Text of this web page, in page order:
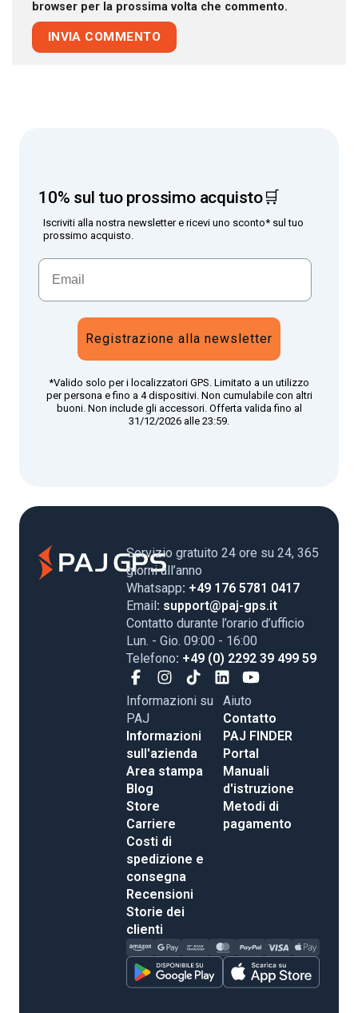
browser per la prossima volta che commento.
10% sul tuo prossimo acquisto🛒
Iscriviti alla nostra newsletter e ricevi uno sconto* sul tuo
prossimo acquisto.
Registrazione alla newsletter
*Valido solo per i localizzatori GPS. Limitato a un utilizzo
per persona e fino a 4 dispositivi. Non cumulabile con altri
buoni. Non include gli accessori. Offerta valida fino al
31/12/2026 alle 23:59.
Servizio gratuito 24 ore su 24, 365
giorni all’anno
Whatsapp: +49 176 5781 0417
Email: support@paj-gps.it
Contatto durante l’orario d’ufficio
Lun. - Gio. 09:00 - 16:00
Telefono: +49 (0) 2292 39 499 59
Informazioni su
PAJ
Informazioni
sull'azienda
Area stampa
Blog
Store
Carriere
Costi di
spedizione e
consegna
Recensioni
Storie dei
clienti
Aiuto
Contatto
PAJ FINDER
Portal
Manuali
d'istruzione
Metodi di
pagamento